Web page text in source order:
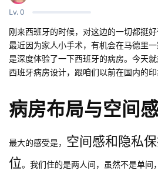
Lv.0
刚来西班牙的时候，对这边的一切都挺好
最近因为家人小手术，有机会在马德里
是深度体验了一下西班牙的病房。今天
西班牙病房设计，跟咱们以前在国内的印
病房布局与空间
最大的感受是， 空间感和隐私
位。我们住的是两人间，虽然不是单间